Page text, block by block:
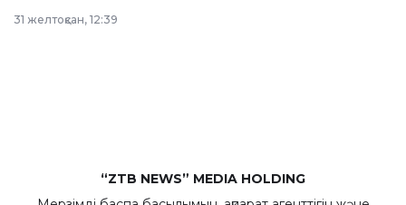
республиканского
31 желтоқсан, 12:39
“ZTB NEWS” MEDIA HOLDING